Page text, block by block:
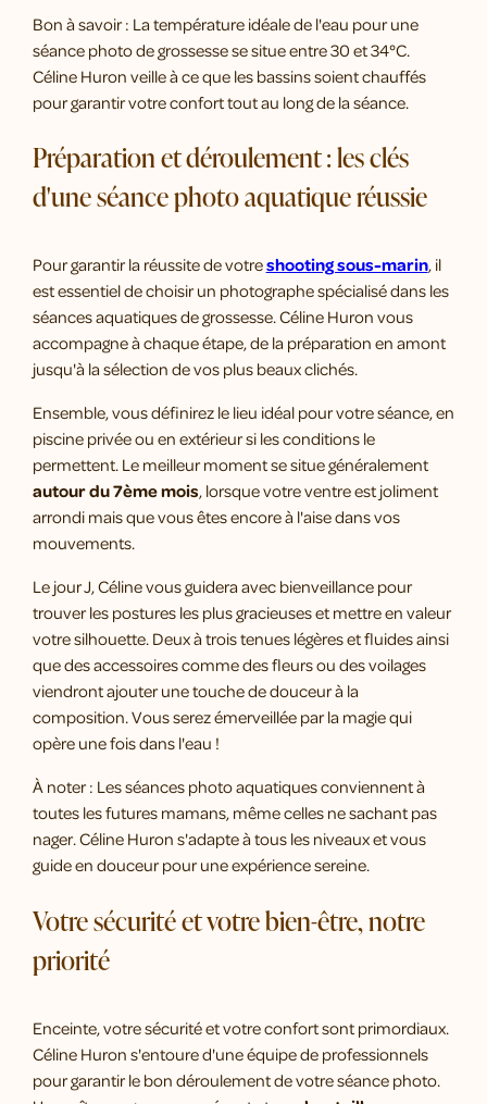
Bon à savoir : La température idéale de l'eau pour une
séance photo de grossesse se situe entre 30 et 34°C.
Céline Huron veille à ce que les bassins soient chauffés
pour garantir votre confort tout au long de la séance.
Préparation et déroulement : les clés
d'une séance photo aquatique réussie
Pour garantir la réussite de votreshooting sous-marin, il
est essentiel de choisir un photographe spécialisé dans les
séances aquatiques de grossesse. Céline Huron vous
accompagne à chaque étape, de la préparation en amont
jusqu'à la sélection de vos plus beaux clichés.
Ensemble, vous définirez le lieu idéal pour votre séance, en
piscine privée ou en extérieur si les conditions le
permettent. Le meilleur moment se situe généralement
autour du 7ème mois, lorsque votre ventre est joliment
arrondi mais que vous êtes encore à l'aise dans vos
mouvements.
Le jour J, Céline vous guidera avec bienveillance pour
trouver les postures les plus gracieuses et mettre en valeur
votre silhouette. Deux à trois tenues légères et fluides ainsi
que des accessoires comme des fleurs ou des voilages
viendront ajouter une touche de douceur à la
composition. Vous serez émerveillée par la magie qui
opère une fois dans l'eau !
À noter : Les séances photo aquatiques conviennent à
toutes les futures mamans, même celles ne sachant pas
nager. Céline Huron s'adapte à tous les niveaux et vous
guide en douceur pour une expérience sereine.
Votre sécurité et votre bien-être, notre
priorité
Enceinte, votre sécurité et votre confort sont primordiaux.
Céline Huron s'entoure d'une équipe de professionnels
pour garantir le bon déroulement de votre séance photo.